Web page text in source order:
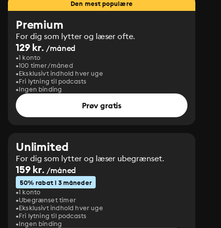
Den mest populære
Premium
For dig som lytter og læser ofte.
129 kr. /måned
1 konto
100 timer/måned
Eksklusivt indhold hver uge
Fri lytning til podcasts
Ingen binding
Prøv gratis
Unlimited
For dig som lytter og læser ubegrænset.
159 kr. /måned
50% rabat i 3 måneder
1 konto
Ubegrænset timer
Eksklusivt indhold hver uge
Fri lytning til podcasts
Ingen binding